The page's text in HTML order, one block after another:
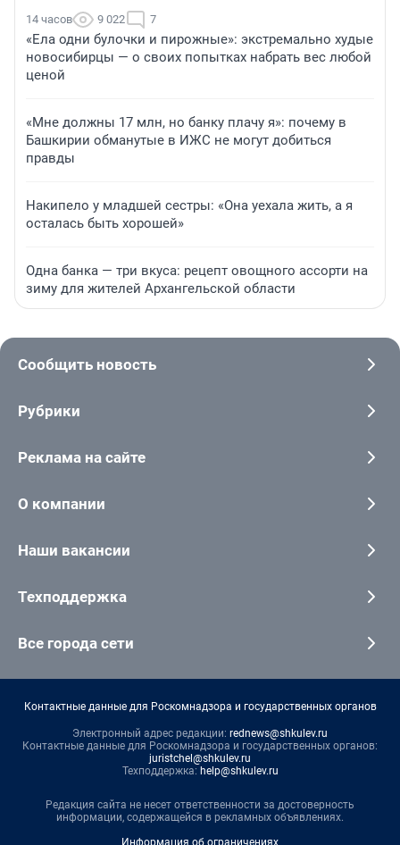
14 часов 9 022 7
«Ела одни булочки и пирожные»: экстремально худые
новосибирцы — о своих попытках набрать вес любой
ценой
«Мне должны 17 млн, но банку плачу я»: почему в
Башкирии обманутые в ИЖС не могут добиться
правды
Накипело у младшей сестры: «Она уехала жить, а я
осталась быть хорошей»
Одна банка — три вкуса: рецепт овощного ассорти на
зиму для жителей Архангельской области
Сообщить новость
Рубрики
Реклама на сайте
О компании
Наши вакансии
Техподдержка
Все города сети
Контактные данные для Роскомнадзора и государственных органов
Электронный адрес редакции: rednews@shkulev.ru
Контактные данные для Роскомнадзора и государственных органов:
juristchel@shkulev.ru
Техподдержка: help@shkulev.ru
Редакция сайта не несет ответственности за достоверность
информации, содержащейся в рекламных объявлениях.